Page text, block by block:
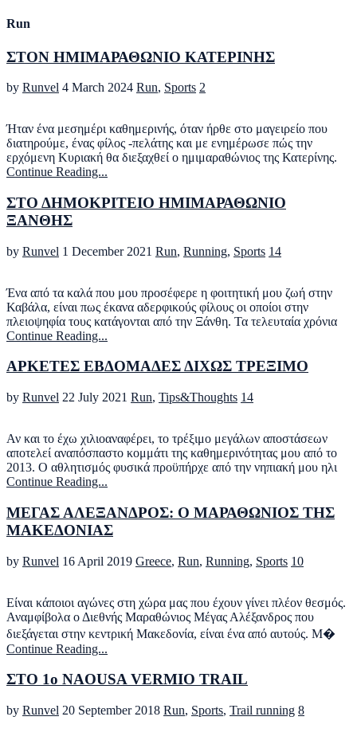
Run
ΣΤΟΝ ΗΜΙΜΑΡΑΘΩΝΙΟ ΚΑΤΕΡΙΝΗΣ
by Runvel 4 March 2024 Run, Sports 2
Ήταν ένα μεσημέρι καθημερινής, όταν ήρθε στο μαγειρείο που
διατηρούμε, ένας φίλος -πελάτης και με ενημέρωσε πώς την
ερχόμενη Κυριακή θα διεξαχθεί ο ημιμαραθώνιος της Κατερίνης.
Continue Reading...
ΣΤΟ ΔΗΜΟΚΡΙΤΕΙΟ ΗΜΙΜΑΡΑΘΩΝΙΟ
ΞΑΝΘΗΣ
by Runvel 1 December 2021 Run, Running, Sports 14
Ένα από τα καλά που μου προσέφερε η φοιτητική μου ζωή στην
Καβάλα, είναι πως έκανα αδερφικούς φίλους οι οποίοι στην
πλειοψηφία τους κατάγονται από την Ξάνθη. Τα τελευταία χρόνια
Continue Reading...
ΑΡΚΕΤΕΣ ΕΒΔΟΜΑΔΕΣ ΔΙΧΩΣ ΤΡΕΞΙΜΟ
by Runvel 22 July 2021 Run, Tips&Thoughts 14
Αν και το έχω χιλιοαναφέρει, το τρέξιμο μεγάλων αποστάσεων
αποτελεί αναπόσπαστο κομμάτι της καθημερινότητας μου από το
2013. Ο αθλητισμός φυσικά προϋπήρχε από την νηπιακή μου ηλι
Continue Reading...
ΜΕΓΑΣ ΑΛΕΞΑΝΔΡΟΣ: Ο ΜΑΡΑΘΩΝΙΟΣ ΤΗΣ
ΜΑΚΕΔΟΝΙΑΣ
by Runvel 16 April 2019 Greece, Run, Running, Sports 10
Είναι κάποιοι αγώνες στη χώρα μας που έχουν γίνει πλέον θεσμός.
Αναμφίβολα ο Διεθνής Μαραθώνιος Μέγας Αλέξανδρος που
διεξάγεται στην κεντρική Μακεδονία, είναι ένα από αυτούς. Μ�
Continue Reading...
ΣΤΟ 1ο NAOUSA VERMIO TRAIL
by Runvel 20 September 2018 Run, Sports, Trail running 8